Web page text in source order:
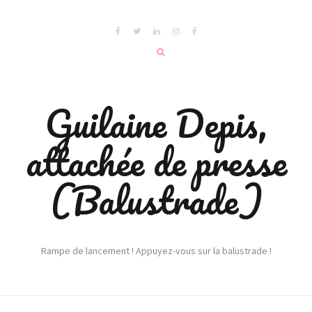
Guilaine Depis,
attachée de presse
(Balustrade)
Rampe de lancement ! Appuyez-vous sur la balustrade !